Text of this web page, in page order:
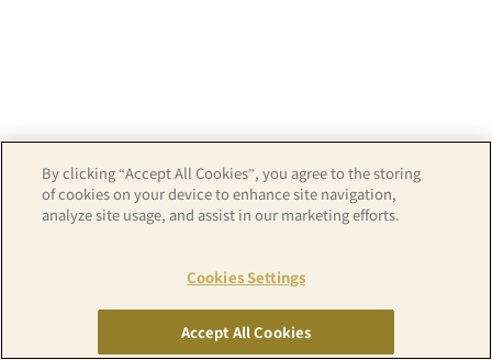
Copyright© APA GROUP, ALL RIGHTS RESERVED.
By clicking “Accept All Cookies”, you agree to the storing
of cookies on your device to enhance site navigation,
analyze site usage, and assist in our marketing efforts.
Cookies Settings
Accept All Cookies